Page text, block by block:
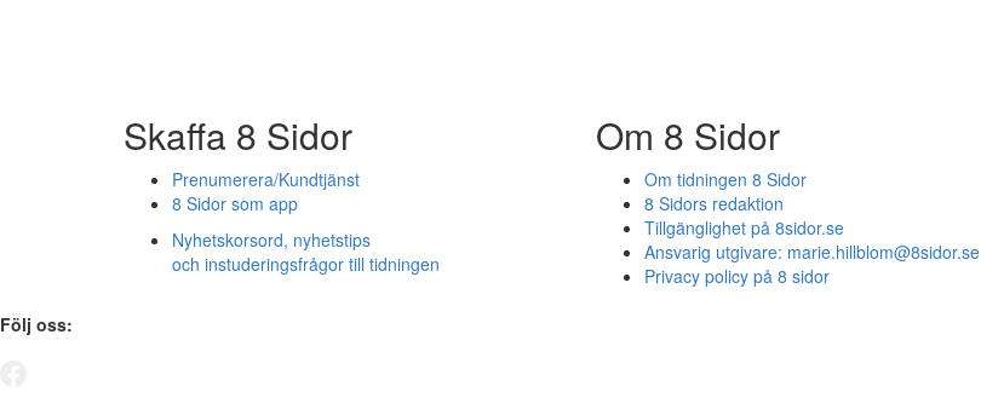
Skaffa 8 Sidor
Prenumerera/Kundtjänst
8 Sidor som app
Nyhetskorsord, nyhetstips
och instuderingsfrågor till tidningen
Om 8 Sidor
Om tidningen 8 Sidor
8 Sidors redaktion
Tillgänglighet på 8sidor.se
Ansvarig utgivare: marie.hillblom@8sidor.se
Privacy policy på 8 sidor
Följ oss: